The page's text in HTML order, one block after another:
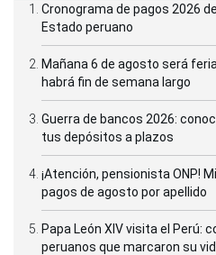
Cronograma de pagos 2026
Estado peruano
Mañana 6 de agosto será
habrá fin de semana largo
Guerra de bancos 2026:
tus depósitos a plazos
¡Atención, pensionista ONP!
pagos de agosto por apellido
Papa León XIV visita el Perú:
peruanos que marcaron su